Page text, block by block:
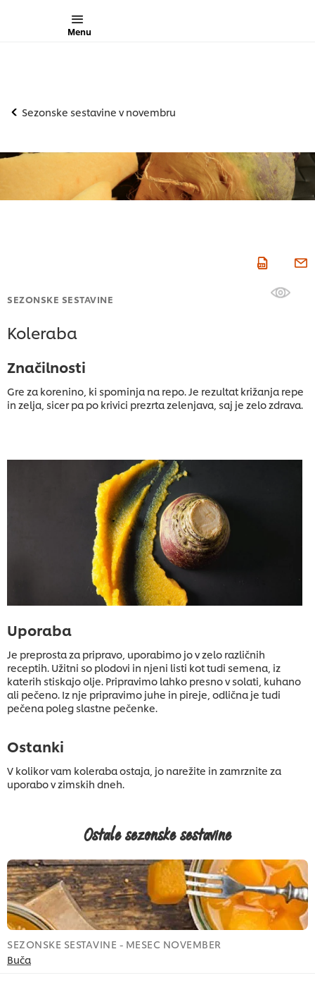
Menu
Sezonske sestavine v novembru
SEZONSKE SESTAVINE
Koleraba
Značilnosti
Gre za korenino, ki spominja na repo. Je rezultat križanja repe
in zelja, sicer pa po krivici prezrta zelenjava, saj je zelo zdrava.
Uporaba
Je preprosta za pripravo, uporabimo jo v zelo različnih
receptih. Užitni so plodovi in njeni listi kot tudi semena, iz
katerih stiskajo olje. Pripravimo lahko presno v solati, kuhano
ali pečeno. Iz nje pripravimo juhe in pireje, odlična je tudi
pečena poleg slastne pečenke.
Ostanki
V kolikor vam koleraba ostaja, jo narežite in zamrznite za
uporabo v zimskih dneh.
Ostale sezonske sestavine
SEZONSKE SESTAVINE - MESEC NOVEMBER
Buča